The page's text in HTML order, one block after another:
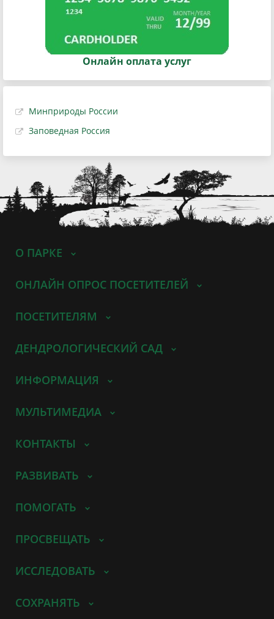
Онлайн оплата услуг
Минприроды России
Заповедная Россия
О ПАРКЕ
ОНЛАЙН ОПРОС ПОСЕТИТЕЛЕЙ
ПОСЕТИТЕЛЯМ
ДЕНДРОЛОГИЧЕСКИЙ САД
ИНФОРМАЦИЯ
МУЛЬТИМЕДИА
КОНТАКТЫ
РАЗВИВАТЬ
ПОМОГАТЬ
ПРОСВЕЩАТЬ
ИССЛЕДОВАТЬ
СОХРАНЯТЬ